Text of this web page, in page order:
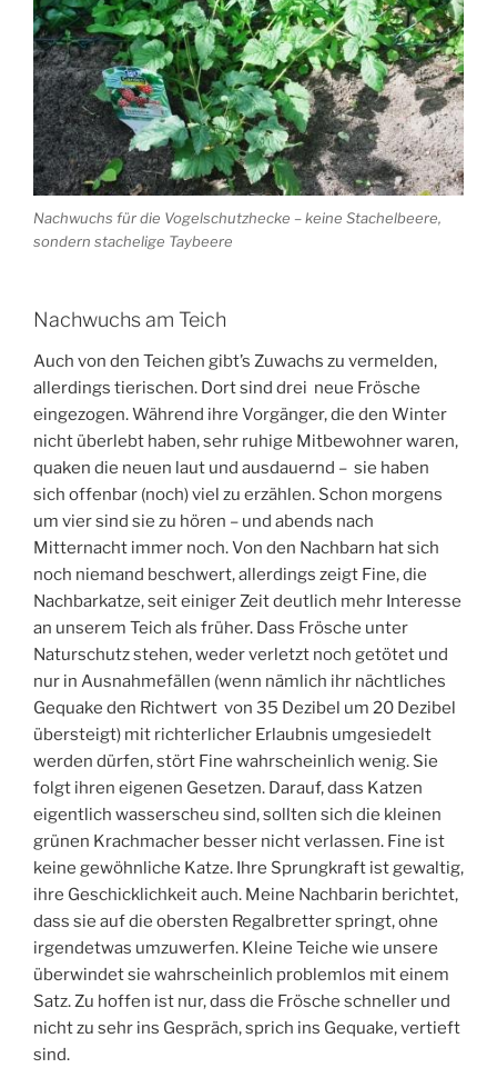
Nachwuchs für die Vogelschutzhecke – keine Stachelbeere,
sondern stachelige Taybeere
Nachwuchs am Teich
Auch von den Teichen gibt’s Zuwachs zu vermelden,
allerdings tierischen. Dort sind drei neue Frösche
eingezogen. Während ihre Vorgänger, die den Winter
nicht überlebt haben, sehr ruhige Mitbewohner waren,
quaken die neuen laut und ausdauernd – sie haben
sich offenbar (noch) viel zu erzählen. Schon morgens
um vier sind sie zu hören – und abends nach
Mitternacht immer noch. Von den Nachbarn hat sich
noch niemand beschwert, allerdings zeigt Fine, die
Nachbarkatze, seit einiger Zeit deutlich mehr Interesse
an unserem Teich als früher. Dass Frösche unter
Naturschutz stehen, weder verletzt noch getötet und
nur in Ausnahmefällen (wenn nämlich ihr nächtliches
Gequake den Richtwert von 35 Dezibel um 20 Dezibel
übersteigt) mit richterlicher Erlaubnis umgesiedelt
werden dürfen, stört Fine wahrscheinlich wenig. Sie
folgt ihren eigenen Gesetzen. Darauf, dass Katzen
eigentlich wasserscheu sind, sollten sich die kleinen
grünen Krachmacher besser nicht verlassen. Fine ist
keine gewöhnliche Katze. Ihre Sprungkraft ist gewaltig,
ihre Geschicklichkeit auch. Meine Nachbarin berichtet,
dass sie auf die obersten Regalbretter springt, ohne
irgendetwas umzuwerfen. Kleine Teiche wie unsere
überwindet sie wahrscheinlich problemlos mit einem
Satz. Zu hoffen ist nur, dass die Frösche schneller und
nicht zu sehr ins Gespräch, sprich ins Gequake, vertieft
sind.